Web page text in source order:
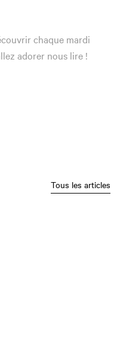
chaque mardi
adorer nous lire !
Tous les articles